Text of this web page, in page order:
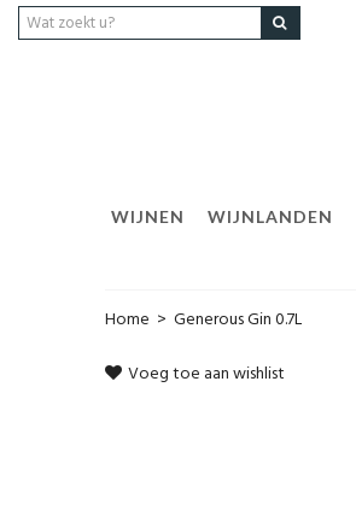
WIJNEN WIJNLANDEN
Home > Generous Gin 0.7L
Voeg toe aan wishlist